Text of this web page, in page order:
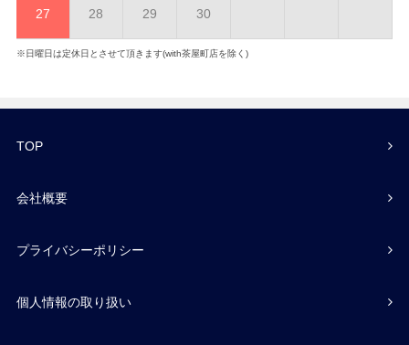
27 28 29 30
※日曜日は定休日とさせて頂きます(with茶屋町店を除く)
TOP
会社概要
プライバシーポリシー
個人情報の取り扱い